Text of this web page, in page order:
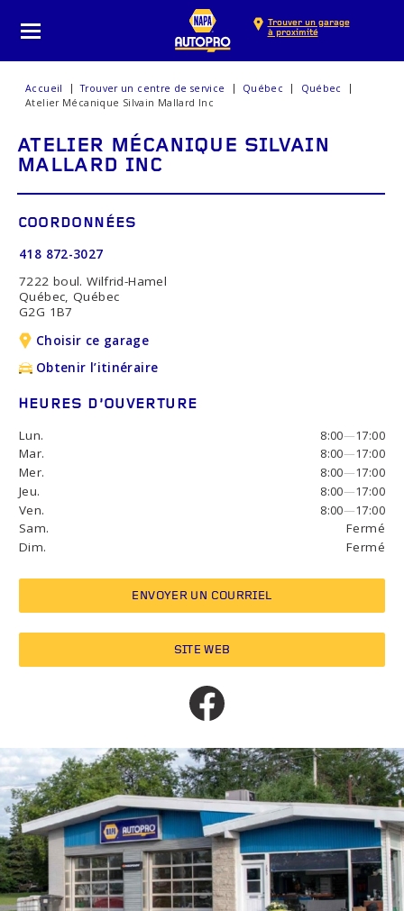
Trouver un garage
à proximité
Accueil Trouver un centre de service Québec
Québec
Atelier Mécanique Silvain Mallard Inc
ATELIER MÉCANIQUE SILVAIN
MALLARD INC
COORDONNÉES
418 872-3027
7222 boul. Wilfrid-Hamel
Québec, Québec
G2G 1B7
Choisir ce garage
Obtenir l’itinéraire
HEURES D’OUVERTURE
Lun. 8:00—17:00
Mar.
8:00—17:00
Mer.
8:00—17:00
Jeu.
8:00—17:00
Ven.
8:00—17:00
Sam.
Fermé
Dim.
Fermé
ENVOYER UN COURRIEL
SITE WEB